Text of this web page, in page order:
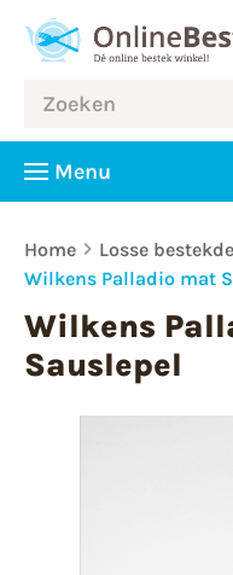
Menu
Home
Losse
Wilkens Palladio mat
Wilkens
Sauslepel